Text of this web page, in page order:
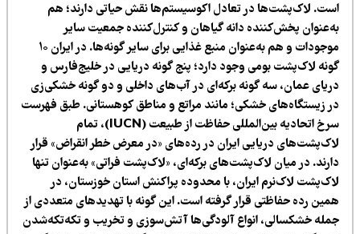
لاک‌پشت‌ها در تعادل اکوسیستم‌ها نقش حیاتی دارند؛ هم
پخش‌کننده دانه گیاهان و کنترل‌کننده جمعیت سایر
موجودات و هم به‌عنوان منبع غذایی برای سایر گونه‌ها. در ایران ۱۰
لاک‌پشت بومی وجود دارد؛ پنج گونه دریایی در خلیج‌فارس و
عمان، سه گونه برکه‌ای در آب‌های داخلی و دو گونه خشکی‌زی
زیستگاه‌های خشکی؛ مانند مراتع و مناطق کوهستانی. طبق فهرست
سرخ اتحادیه بین‌المللی حفاظت از طبیعت (IUCN)، تمام
دریایی ایران در رده‌های «در معرض خطر انقراض» قرار
در میان لاک‌پشت‌های برکه‌ای، «لاک‌پشت فراتی» به‌عنوان تنها
لاک‌نرم ایران، با محدوده پراکنش استان خوزستان، در
رده حفاظتی قرار گرفته است. این گونه با تهدیدهای متعددی از
خشکسالی، انواع آلودگی‌ها آتش‌سوزی و تخریب و تکه‌تکه‌شدن